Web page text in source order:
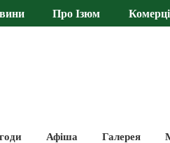
Про Ізюм
Афіша Галерея